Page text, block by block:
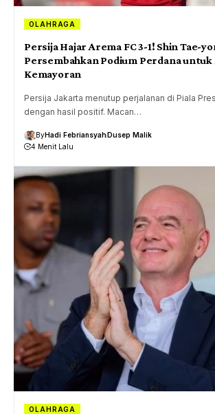
OLAHRAGA
Persija Hajar Arema FC 3-1! Shin Tae-
Persembahkan Podium Perdana untuk
Kemayoran
Persija Jakarta menutup perjalanan di Piala
dengan hasil positif. Macan…
ByHadi FebriansyahDusep Malik
4 Menit Lalu
OLAHRAGA